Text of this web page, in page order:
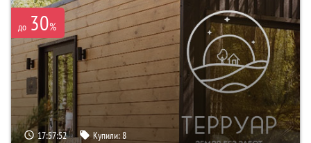
до 30%
17:57:51 Купили:8